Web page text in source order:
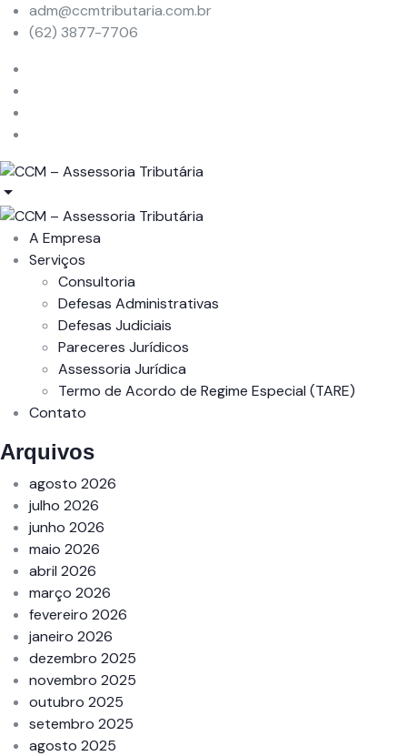
adm@ccmtributaria.com.br
(62) 3877-7706
A Empresa
Serviços
Consultoria
Defesas Administrativas
Defesas Judiciais
Pareceres Jurídicos
Assessoria Jurídica
Termo de Acordo de Regime Especial (TARE)
Contato
Arquivos
agosto 2026
julho 2026
junho 2026
maio 2026
abril 2026
março 2026
fevereiro 2026
janeiro 2026
dezembro 2025
novembro 2025
outubro 2025
setembro 2025
agosto 2025